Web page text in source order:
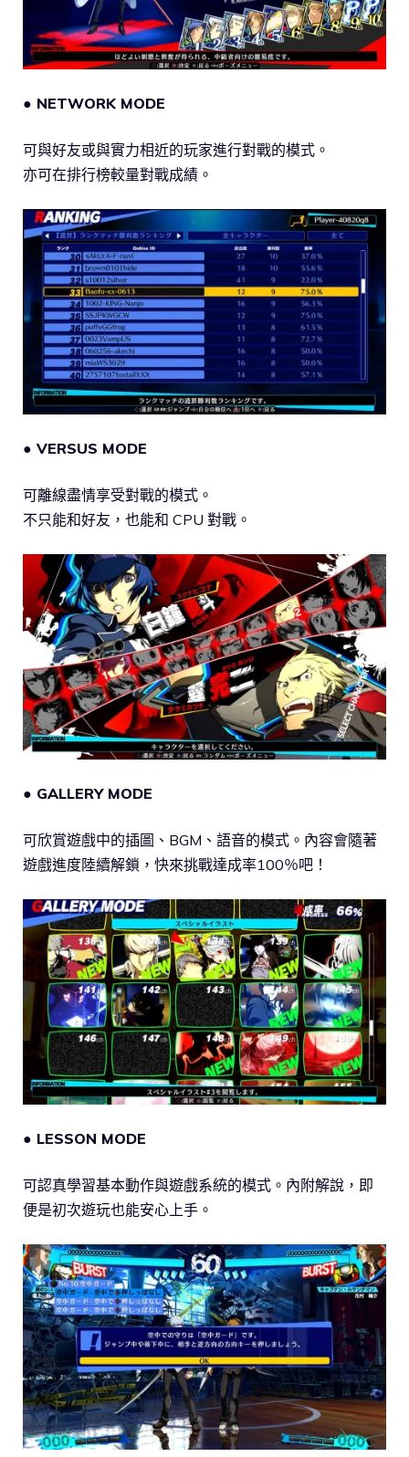
● NETWORK MODE
可與好友或與實力相近的玩家進行對戰的模式。
亦可在排行榜較量對戰成績。
● VERSUS MODE
可離線盡情享受對戰的模式。
不只能和好友，也能和 CPU 對戰。
● GALLERY MODE
可欣賞遊戲中的插圖、BGM、語音的模式。內容會隨著
遊戲進度陸續解鎖，快來挑戰達成率100％吧！
● LESSON MODE
可認真學習基本動作與遊戲系統的模式。內附解說，即
便是初次遊玩也能安心上手。